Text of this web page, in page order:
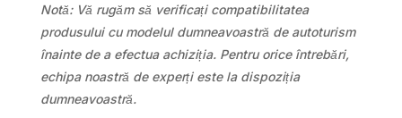
Notă: Vă rugăm să verificați compatibilitatea
produsului cu modelul dumneavoastră de autoturism
înainte de a efectua achiziția. Pentru orice întrebări,
echipa noastră de experți este la dispoziția
dumneavoastră.